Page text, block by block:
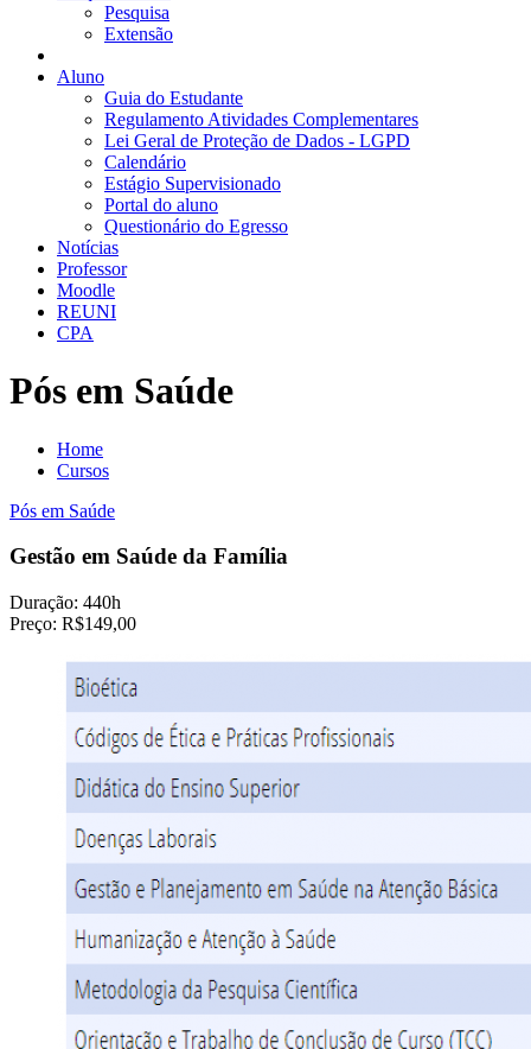
Pesquisa
Extensão
Aluno
Guia do Estudante
Regulamento Atividades Complementares
Lei Geral de Proteção de Dados - LGPD
Calendário
Estágio Supervisionado
Portal do aluno
Questionário do Egresso
Notícias
Professor
Moodle
REUNI
CPA
Pós em Saúde
Home
Cursos
Pós em Saúde
Gestão em Saúde da Família
Duração: 440h
Preço: R$149,00